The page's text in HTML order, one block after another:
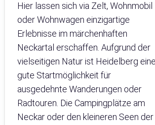
Hier lassen sich via Zelt, Wohnmobil
oder Wohnwagen einzigartige
Erlebnisse im märchenhaften
Neckartal erschaffen. Aufgrund der
vielseitigen Natur ist Heidelberg eine
gute Startmöglichkeit für
ausgedehnte Wanderungen oder
Radtouren. Die Campingplätze am
Neckar oder den kleineren Seen der